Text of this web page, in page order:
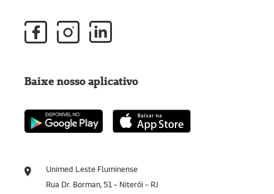
Unimed Leste Fluminense
Rua Dr. Borman, 51 - Niterói - RJ
Baixe nosso aplicativo